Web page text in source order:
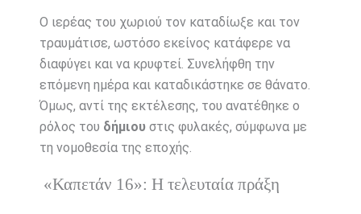
Ο ιερέας του χωριού τον καταδίωξε και τον
τραυμάτισε, ωστόσο εκείνος κατάφερε να
διαφύγει και να κρυφτεί. Συνελήφθη την
επόμενη ημέρα και καταδικάστηκε σε θάνατο.
Όμως, αντί της εκτέλεσης, του ανατέθηκε ο
ρόλος του δήμιουστις φυλακές, σύμφωνα με
τη νομοθεσία της εποχής.
«Καπετάν 16»: Η τελευταία πράξη